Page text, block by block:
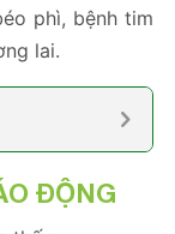
phì, bệnh tim
lai.
ĐỘNG